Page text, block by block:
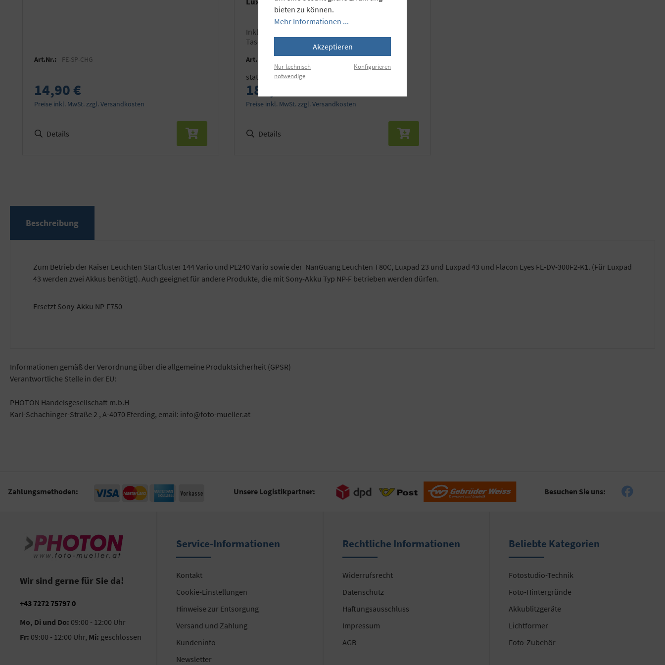
Art.Nr.: FE-SP-CHG
14,90 €
Preise inkl. MwSt. zzgl. Versandkosten
Details
inkl. Akku, Ladegerät, Handgriff, Kugelkopf und
Taschekeine Lieferung nach Deutschland
Art.Nr.:
statt 219,90 €
189,90 €
Preise inkl. MwSt. zzgl. Versandkosten
Details
Beschreibung
Zum Betrieb der Kaiser Leuchten StarCluster 144 Vario und PL240 Vario sowie der NanGuang Leuchten T80C, Luxpad 23 und Luxpad 43 und Flacon Eyes FE-DV-300F2-K1. (Für Luxpad
43 werden zwei Akkus benötigt). Auch geeignet für andere Produkte, die mit Sony-Akku Typ NP-F betrieben werden dürfen.
Ersetzt Sony-Akku NP-F750
Informationen gemäß der Verordnung über die allgemeine Produktsicherheit (GPSR)
Verantwortliche Stelle in der EU:
PHOTON Handelsgesellschaft m.b.H
Karl-Schachinger-Straße 2 , A-4070 Eferding, email: info@foto-mueller.at
Zahlungsmethoden: Unsere Logistikpartner: Besuchen Sie uns:
Wir sind gerne für Sie da!
+43 7272 75797 0
Mo, Di und Do: 09:00 - 12:00 Uhr
Fr: 09:00 - 12:00 Uhr, Mi: geschlossen
Service-Informationen
Kontakt
Cookie-Einstellungen
Hinweise zur Entsorgung
Versand und Zahlung
Kundeninfo
Newsletter
Rechtliche Informationen
Widerrufsrecht
Datenschutz
Haftungsausschluss
Impressum
AGB
Beliebte Kategorien
Fotostudio-Technik
Foto-Hintergründe
Akkublitzgeräte
Lichtformer
Foto-Zubehör
bieten zu können.
Mehr Informationen ...
Akzeptieren
Nur technisch
notwendige
Konfigurieren